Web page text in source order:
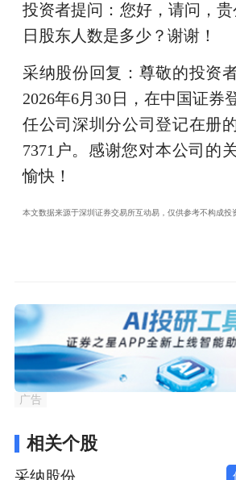
投资者提问：您好，请问，
日股东人数是多少？谢谢！
采纳股份回复：尊敬的投资
2026年6月30日，在中国证券
任公司深圳分公司登记在册
7371户。感谢您对本公司的
愉快！
本文数据来源于深圳证券交易所互动易，仅供参考不构成投
广告
相关个股
采纳股份